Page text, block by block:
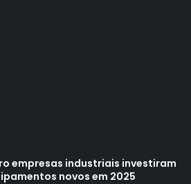
empresas industriais investiram
novos em 2025